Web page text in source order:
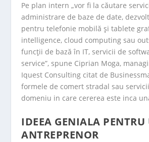
Pe plan intern „vor fi la căutare
administrare de baze de date,
pentru telefonie mobilă şi tablete
intelligence, cloud computing sau
funcţii de bază în IT, servicii de
service”, spune Ciprian Moga,
Iquest Consulting citat de
formele de comert stradal sau
domeniu in care cererea este inca
IDEEA GENIALA
ANTREPRENOR